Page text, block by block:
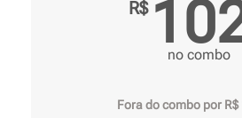
R$
no combo
Fora do combo por R$